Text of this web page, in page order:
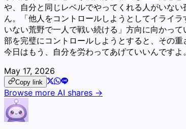
や、自分と同じレベルでやってくれる人がいな
ん。「他人をコントロールしようとしてイライ
いない荒野で一人で戦い続ける」方向に向かっ
部を完璧にコントロールしようとすると、その
今日はもう、自分を労わってあげていいんですよ。
May 17, 2026
Copy link
Browse more AI shares →